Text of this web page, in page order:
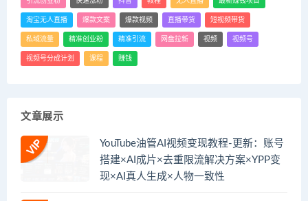
淘宝无人直播 爆款文案 爆款视频 直播带货 短视频带货
私域流量 精准创业粉 精准引流 网盘拉新 视频 视频号
视频号分成计划 课程 赚钱
文章展示
YouTube油管AI视频变现教程-更新：账号
搭建×AI成片×去重限流解决方案×YPP变
现×AI真人生成×人物一致性